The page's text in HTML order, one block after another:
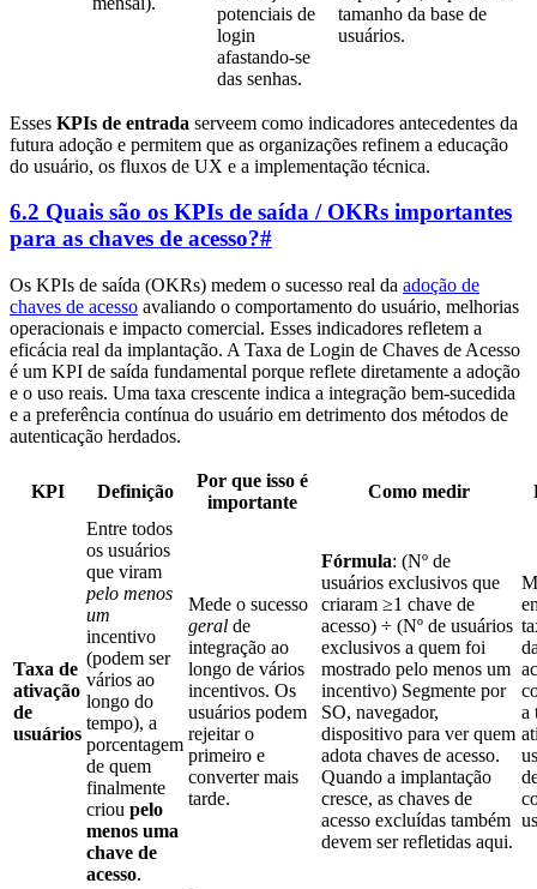
potenciais de
login
afastando-se
das senhas.
tamanho da base de
usuários.
Esses KPIs de entrada serveem como indicadores antecedentes da
futura adoção e permitem que as organizações refinem a educação
do usuário, os fluxos de UX e a implementação técnica.
6.2 Quais são os KPIs de saída / OKRs importantes
para as chaves de acesso?#
Os KPIs de saída (OKRs) medem o sucesso real da adoção de
chaves de acesso avaliando o comportamento do usuário, melhorias
operacionais e impacto comercial. Esses indicadores refletem a
eficácia real da implantação. A Taxa de Login de Chaves de Acesso
é um KPI de saída fundamental porque reflete diretamente a adoção
e o uso reais. Uma taxa crescente indica a integração bem-sucedida
e a preferência contínua do usuário em detrimento dos métodos de
autenticação herdados.
KPI Definição
Por que isso é
importante
Como medir
Taxa de
ativação
de
usuários
Entre todos
os usuários
que viram
pelo menos
um
incentivo
(podem ser
vários ao
longo do
tempo), a
porcentagem
de quem
finalmente
criou pelo
menos uma
chave de
acesso.
Mede o sucesso
geral de
integração ao
longo de vários
incentivos. Os
usuários podem
rejeitar o
primeiro e
converter mais
tarde.
Fórmula: (Nº de
usuários exclusivos que
criaram ≥1 chave de
acesso) ÷ (Nº de usuários
exclusivos a quem foi
mostrado pelo menos um
incentivo) Segmente por
SO, navegador,
dispositivo para ver quem
adota chaves de acesso.
Quando a implantação
cresce, as chaves de
acesso excluídas também
devem ser refletidas aqui.
a